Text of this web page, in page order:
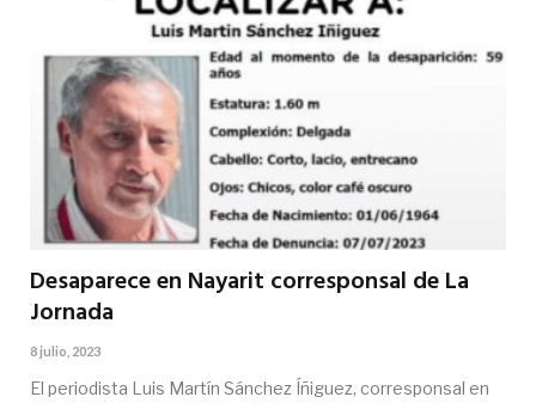
Desaparece en Nayarit corresponsal de La
Jornada
8 julio, 2023
El periodista Luis Martín Sánchez Íñiguez, corresponsal en